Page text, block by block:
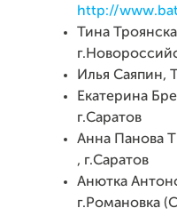
http://
Тина
Илья Саяпин,
Екатерина
г.Саратов
Анна Панова
, г.Саратов
Анютка
г.Романовка